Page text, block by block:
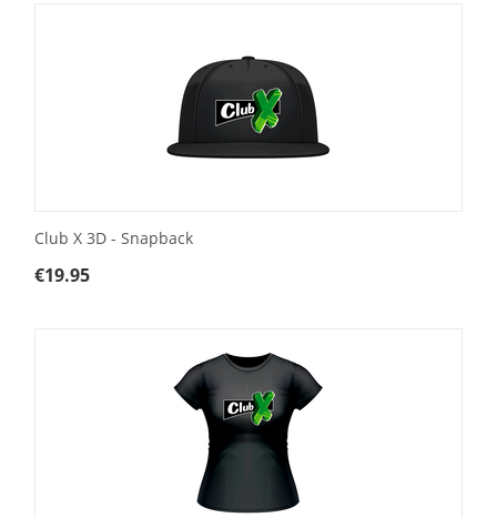
Club X 3D - Snapback
€19.95